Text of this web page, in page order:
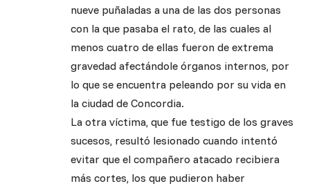
nueve puñaladas a una de las dos personas
con la que pasaba el rato, de las cuales al
menos cuatro de ellas fueron de extrema
gravedad afectándole órganos internos, por
lo que se encuentra peleando por su vida en
la ciudad de Concordia.
La otra víctima, que fue testigo de los graves
sucesos, resultó lesionado cuando intentó
evitar que el compañero atacado recibiera
más cortes, los que pudieron haber